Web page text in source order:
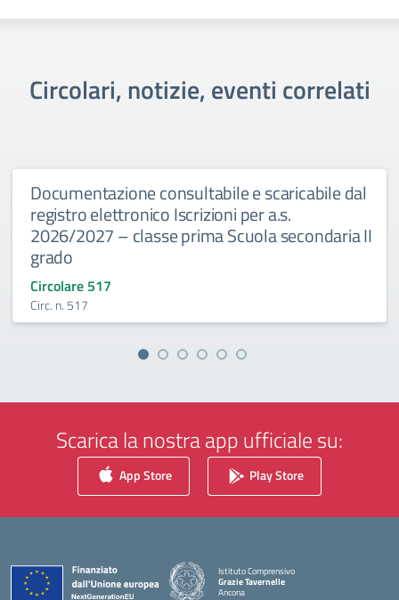
Circolari, notizie, eventi correlati
Documentazione consultabile e scaricabile dal
registro elettronico Iscrizioni per a.s.
2026/2027 – classe prima Scuola secondaria II
grado
Circolare 517
Circ. n. 517
Scarica la nostra app ufficiale su:
App Store Play Store
Istituto Comprensivo
Grazie Tavernelle
Ancona